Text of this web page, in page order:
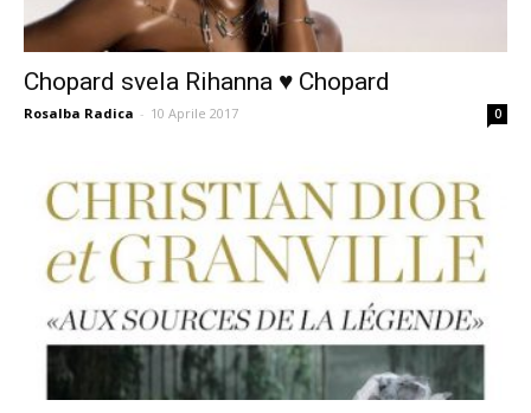
Chopard svela Rihanna ♥ Chopard
Rosalba Radica - 10 Aprile 2017 0